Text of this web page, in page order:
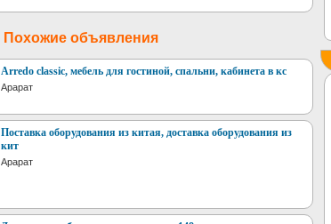
Похожие объявления
Arredo classic, мебель для гостиной, спальни, кабинета в кс
Арарат
Поставка оборудования из китая, доставка оборудования из
кит
Арарат